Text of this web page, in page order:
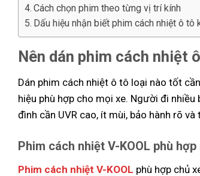
Cách chọn phim theo từng vị trí kính
Dấu hiệu nhận biết phim cách nhiệt ô tô
Nên dán phim cách nhiệt
Dán phim cách nhiệt ô tô loại nào tốt
hiệu phù hợp cho mọi xe. Người đi
đình cần UVR cao, ít mùi, bảo hành rõ và
Phim cách nhiệt V-KOOL phù
Phim cách nhiệt V-KOOL phù hợp chủ